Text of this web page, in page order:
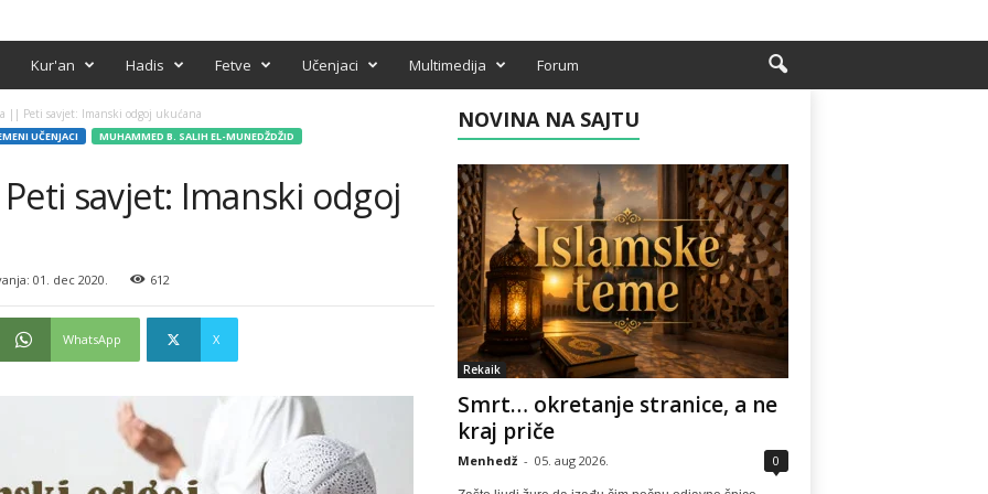
Kur'an Hadis Fetve Učenjaci Multimedija Forum
|| Peti savjet: Imanski odgoj ukućana
UČENJACI
MUHAMMED B. SALIH EL-MUNEDŽDŽID
savjet: Imanski odgoj
01. dec 2020. 612
WhatsApp X
NOVINA NA SAJTU
Rekaik
Smrt… okretanje stranice, a ne
kraj priče
Menhedž - 05. aug 2026. 0